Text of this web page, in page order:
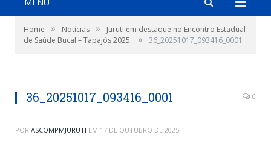
Home » Notícias »
Juruti em destaque no Encontro Estadual
de Saúde Bucal – Tapajós 2025.
» 36_20251017_093416_0001
36_20251017_093416_0001 0
POR ASCOMPMJURUTI EM 17 DE OUTUBRO DE 2025